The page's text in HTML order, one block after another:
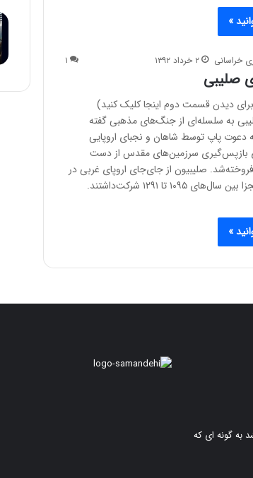
»
خراسانی ۲ خرداد ۱۳۹۲ ۱
صلیبی
دیدن قسمت دوم اینجا کلیک کنید)
به سلسله‌ای از جنگ‌های مذهبی گفته
دعوت پاپ توسط شاهان و نجبای اروپایی
بازپس‌گیری سرزمین‌های مقدس از دست
صلیبیون از جای‌جای اروپای غربی در
جنگ‌هایی مجزا بین سال‌های ۱۰۹۵ تا ۱۲۹۱ شرکت‌داشتند.
»
به گونه ای که